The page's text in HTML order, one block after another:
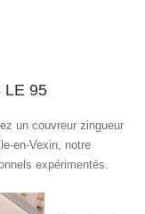
LE 95
un couvreur zingueur
en-Vexin, notre
expérimentés.